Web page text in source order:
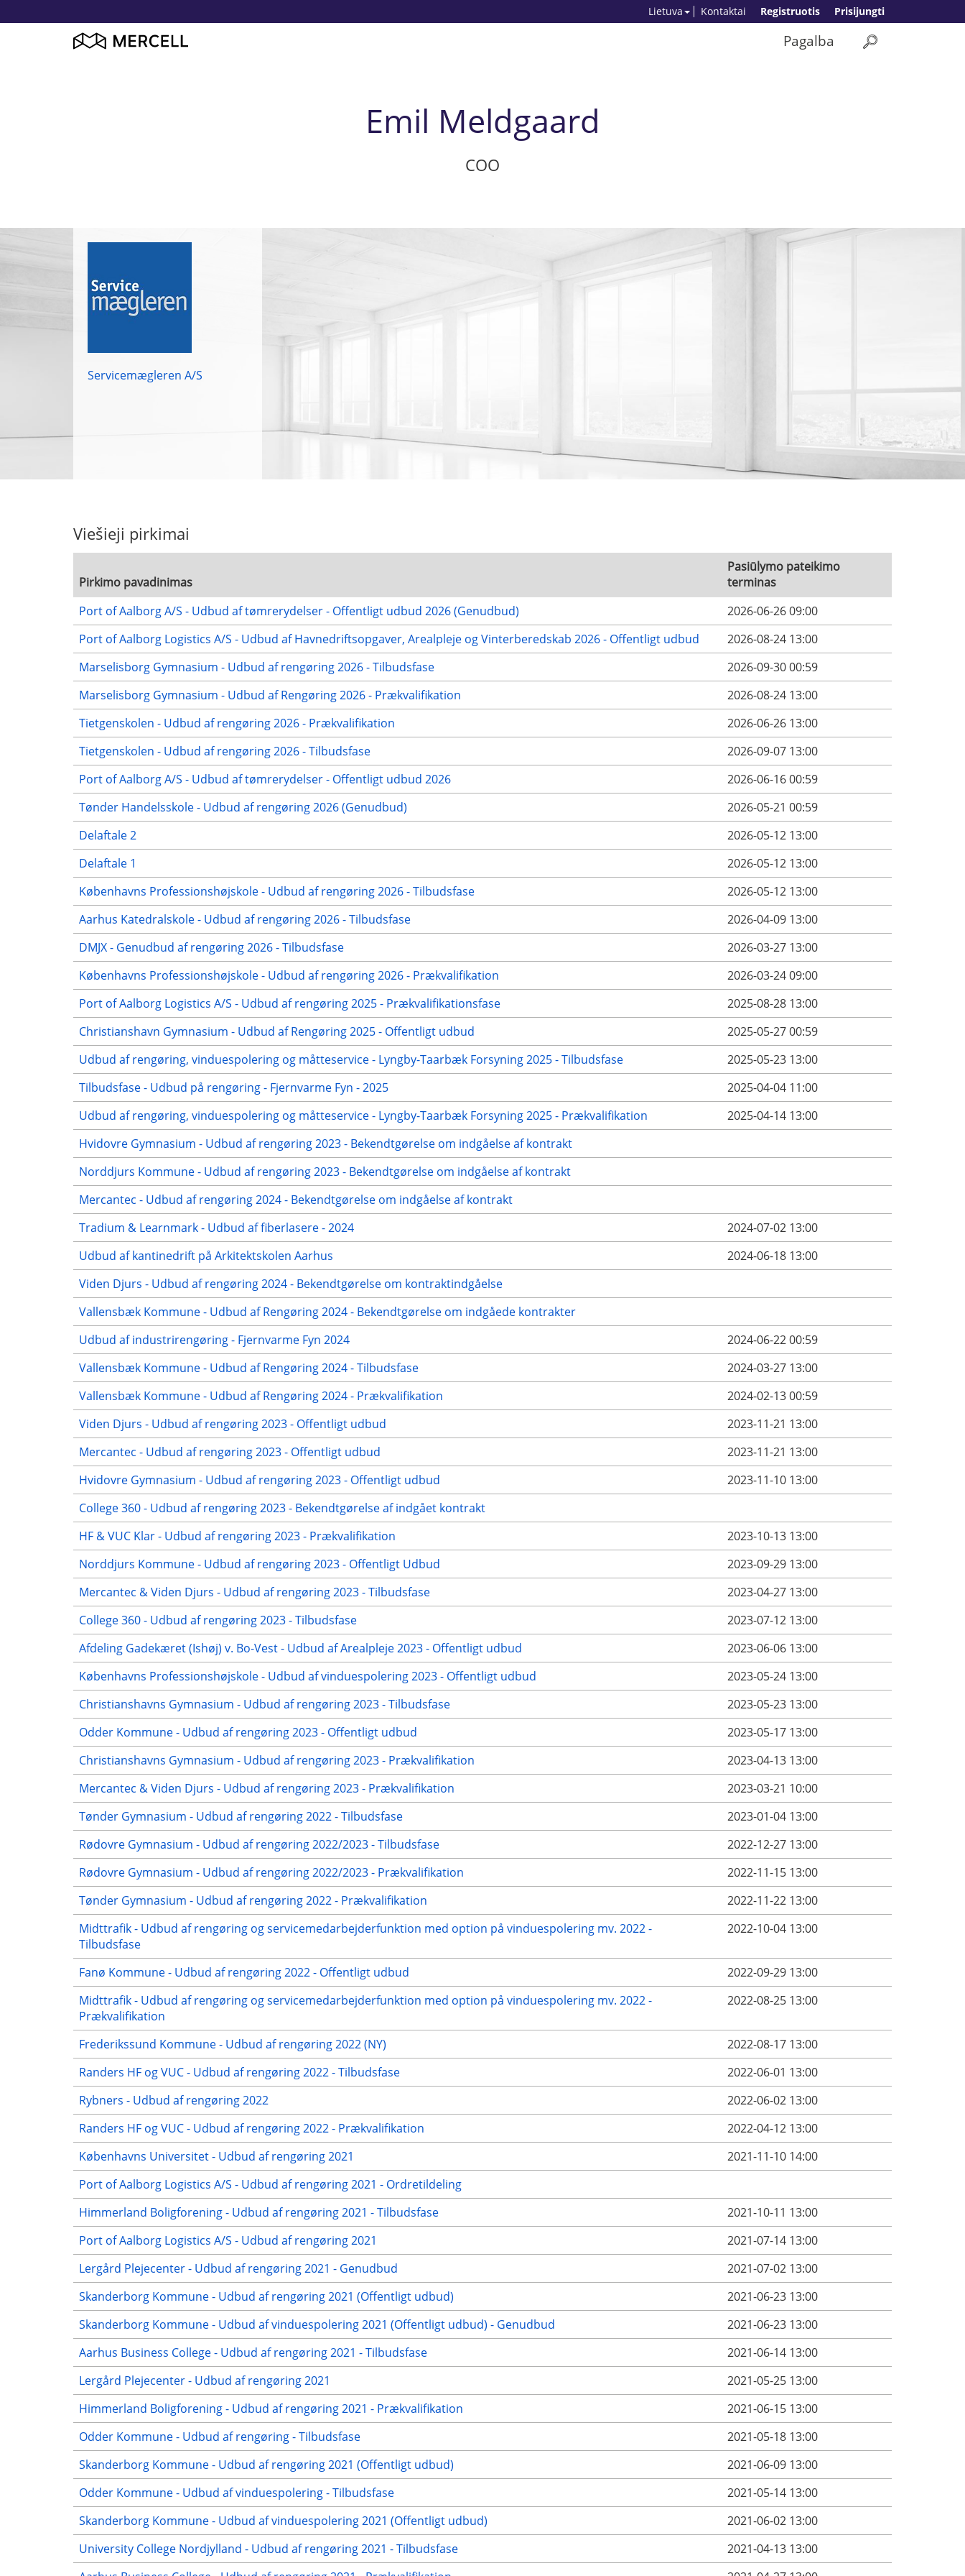
Prisijungti
Registruotis
Kontaktai
Lietuva
Pagalba
Emil Meldgaard
COO
Servicemægleren A/S
Viešieji pirkimai
Pirkimo pavadinimas
Pasiūlymo pateikimo
terminas
Port of Aalborg A/S - Udbud af tømrerydelser - Offentligt udbud 2026 (Genudbud)
2026-06-26 09:00
Port of Aalborg Logistics A/S - Udbud af Havnedriftsopgaver, Arealpleje og Vinterberedskab 2026 - Offentligt udbud
2026-08-24 13:00
Marselisborg Gymnasium - Udbud af rengøring 2026 - Tilbudsfase
2026-09-30 00:59
Marselisborg Gymnasium - Udbud af Rengøring 2026 - Prækvalifikation
2026-08-24 13:00
Tietgenskolen - Udbud af rengøring 2026 - Prækvalifikation
2026-06-26 13:00
Tietgenskolen - Udbud af rengøring 2026 - Tilbudsfase
2026-09-07 13:00
Port of Aalborg A/S - Udbud af tømrerydelser - Offentligt udbud 2026
2026-06-16 00:59
Tønder Handelsskole - Udbud af rengøring 2026 (Genudbud)
2026-05-21 00:59
Delaftale 2
2026-05-12 13:00
Delaftale 1
2026-05-12 13:00
Københavns Professionshøjskole - Udbud af rengøring 2026 - Tilbudsfase
2026-05-12 13:00
Aarhus Katedralskole - Udbud af rengøring 2026 - Tilbudsfase
2026-04-09 13:00
DMJX - Genudbud af rengøring 2026 - Tilbudsfase
2026-03-27 13:00
Københavns Professionshøjskole - Udbud af rengøring 2026 - Prækvalifikation
2026-03-24 09:00
Port of Aalborg Logistics A/S - Udbud af rengøring 2025 - Prækvalifikationsfase
2025-08-28 13:00
Christianshavn Gymnasium - Udbud af Rengøring 2025 - Offentligt udbud
2025-05-27 00:59
Udbud af rengøring, vinduespolering og måtteservice - Lyngby-Taarbæk Forsyning 2025 - Tilbudsfase
2025-05-23 13:00
Tilbudsfase - Udbud på rengøring - Fjernvarme Fyn - 2025
2025-04-04 11:00
Udbud af rengøring, vinduespolering og måtteservice - Lyngby-Taarbæk Forsyning 2025 - Prækvalifikation
2025-04-14 13:00
Hvidovre Gymnasium - Udbud af rengøring 2023 - Bekendtgørelse om indgåelse af kontrakt
Norddjurs Kommune - Udbud af rengøring 2023 - Bekendtgørelse om indgåelse af kontrakt
Mercantec - Udbud af rengøring 2024 - Bekendtgørelse om indgåelse af kontrakt
Tradium & Learnmark - Udbud af fiberlasere - 2024
2024-07-02 13:00
Udbud af kantinedrift på Arkitektskolen Aarhus
2024-06-18 13:00
Viden Djurs - Udbud af rengøring 2024 - Bekendtgørelse om kontraktindgåelse
Vallensbæk Kommune - Udbud af Rengøring 2024 - Bekendtgørelse om indgåede kontrakter
Udbud af industrirengøring - Fjernvarme Fyn 2024
2024-06-22 00:59
Vallensbæk Kommune - Udbud af Rengøring 2024 - Tilbudsfase
2024-03-27 13:00
Vallensbæk Kommune - Udbud af Rengøring 2024 - Prækvalifikation
2024-02-13 00:59
Viden Djurs - Udbud af rengøring 2023 - Offentligt udbud
2023-11-21 13:00
Mercantec - Udbud af rengøring 2023 - Offentligt udbud
2023-11-21 13:00
Hvidovre Gymnasium - Udbud af rengøring 2023 - Offentligt udbud
2023-11-10 13:00
College 360 - Udbud af rengøring 2023 - Bekendtgørelse af indgået kontrakt
HF & VUC Klar - Udbud af rengøring 2023 - Prækvalifikation
2023-10-13 13:00
Norddjurs Kommune - Udbud af rengøring 2023 - Offentligt Udbud
2023-09-29 13:00
Mercantec & Viden Djurs - Udbud af rengøring 2023 - Tilbudsfase
2023-04-27 13:00
College 360 - Udbud af rengøring 2023 - Tilbudsfase
2023-07-12 13:00
Afdeling Gadekæret (Ishøj) v. Bo-Vest - Udbud af Arealpleje 2023 - Offentligt udbud
2023-06-06 13:00
Københavns Professionshøjskole - Udbud af vinduespolering 2023 - Offentligt udbud
2023-05-24 13:00
Christianshavns Gymnasium - Udbud af rengøring 2023 - Tilbudsfase
2023-05-23 13:00
Odder Kommune - Udbud af rengøring 2023 - Offentligt udbud
2023-05-17 13:00
Christianshavns Gymnasium - Udbud af rengøring 2023 - Prækvalifikation
2023-04-13 13:00
Mercantec & Viden Djurs - Udbud af rengøring 2023 - Prækvalifikation
2023-03-21 10:00
Tønder Gymnasium - Udbud af rengøring 2022 - Tilbudsfase
2023-01-04 13:00
Rødovre Gymnasium - Udbud af rengøring 2022/2023 - Tilbudsfase
2022-12-27 13:00
Rødovre Gymnasium - Udbud af rengøring 2022/2023 - Prækvalifikation
2022-11-15 13:00
Tønder Gymnasium - Udbud af rengøring 2022 - Prækvalifikation
2022-11-22 13:00
Midttrafik - Udbud af rengøring og servicemedarbejderfunktion med option på vinduespolering mv. 2022 -
Tilbudsfase
2022-10-04 13:00
Fanø Kommune - Udbud af rengøring 2022 - Offentligt udbud
2022-09-29 13:00
Midttrafik - Udbud af rengøring og servicemedarbejderfunktion med option på vinduespolering mv. 2022 -
Prækvalifikation
2022-08-25 13:00
Frederikssund Kommune - Udbud af rengøring 2022 (NY)
2022-08-17 13:00
Randers HF og VUC - Udbud af rengøring 2022 - Tilbudsfase
2022-06-01 13:00
Rybners - Udbud af rengøring 2022
2022-06-02 13:00
Randers HF og VUC - Udbud af rengøring 2022 - Prækvalifikation
2022-04-12 13:00
Københavns Universitet - Udbud af rengøring 2021
2021-11-10 14:00
Port of Aalborg Logistics A/S - Udbud af rengøring 2021 - Ordretildeling
Himmerland Boligforening - Udbud af rengøring 2021 - Tilbudsfase
2021-10-11 13:00
Port of Aalborg Logistics A/S - Udbud af rengøring 2021
2021-07-14 13:00
Lergård Plejecenter - Udbud af rengøring 2021 - Genudbud
2021-07-02 13:00
Skanderborg Kommune - Udbud af rengøring 2021 (Offentligt udbud)
2021-06-23 13:00
Skanderborg Kommune - Udbud af vinduespolering 2021 (Offentligt udbud) - Genudbud
2021-06-23 13:00
Aarhus Business College - Udbud af rengøring 2021 - Tilbudsfase
2021-06-14 13:00
Lergård Plejecenter - Udbud af rengøring 2021
2021-05-25 13:00
Himmerland Boligforening - Udbud af rengøring 2021 - Prækvalifikation
2021-06-15 13:00
Odder Kommune - Udbud af rengøring - Tilbudsfase
2021-05-18 13:00
Skanderborg Kommune - Udbud af rengøring 2021 (Offentligt udbud)
2021-06-09 13:00
Odder Kommune - Udbud af vinduespolering - Tilbudsfase
2021-05-14 13:00
Skanderborg Kommune - Udbud af vinduespolering 2021 (Offentligt udbud)
2021-06-02 13:00
University College Nordjylland - Udbud af rengøring 2021 - Tilbudsfase
2021-04-13 13:00